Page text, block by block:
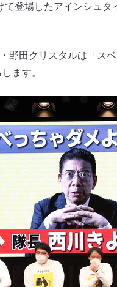
登場したアインシュ
野田クリスタルは「ス
ます。